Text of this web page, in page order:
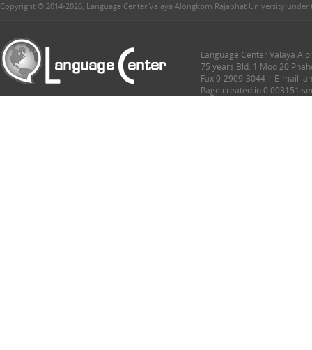
Copyright © 2014-2026, Language Center Valaya Alongkorn Rajabhat University
Language Center Valaya
75 years Bld. 1 Moo 20
Fax 0-2909-3044 | E-mail
Page created in 0.003151